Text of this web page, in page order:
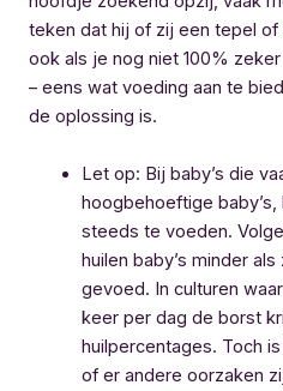
teken dat hij of zij een tepel
ook als je nog niet 100%
– eens wat voeding aan te
de oplossing is.
Let op: Bij baby’s die
hoogbehoeftige
steeds te voeden.
huilen baby’s minder
gevoed. In culturen
keer per dag de borst
huilpercentages. Toch
of er andere oorzaken